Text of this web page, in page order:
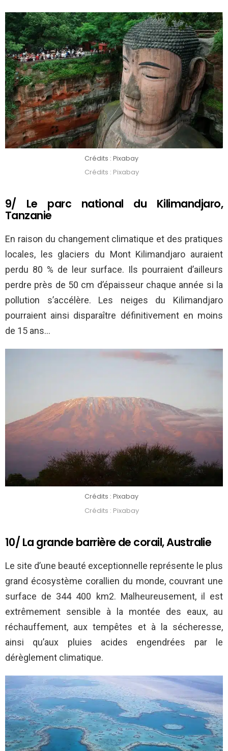
Crédits : Pixabay
Crédits : Pixabay
9/ Le parc national du Kilimandjaro,
Tanzanie
En raison du changement climatique et des pratiques
locales, les glaciers du Mont Kilimandjaro auraient
perdu 80 % de leur surface. Ils pourraient d’ailleurs
perdre près de 50 cm d’épaisseur chaque année si la
pollution s’accélère. Les neiges du Kilimandjaro
pourraient ainsi disparaître définitivement en moins
de 15 ans…
Crédits : Pixabay
Crédits : Pixabay
10/ La grande barrière de corail, Australie
Le site d’une beauté exceptionnelle représente le plus
grand écosystème corallien du monde, couvrant une
surface de 344 400 km2. Malheureusement, il est
extrêmement sensible à la montée des eaux, au
réchauffement, aux tempêtes et à la sécheresse,
ainsi qu’aux pluies acides engendrées par le
dérèglement climatique.